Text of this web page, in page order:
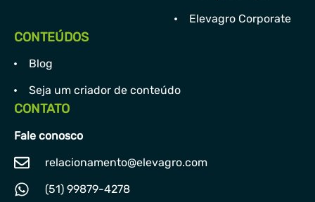
Elevagro Corporate
CONTEÚDOS
Blog
Seja um criador de conteúdo
CONTATO
Fale conosco
relacionamento@elevagro.com
(51) 99879-4278